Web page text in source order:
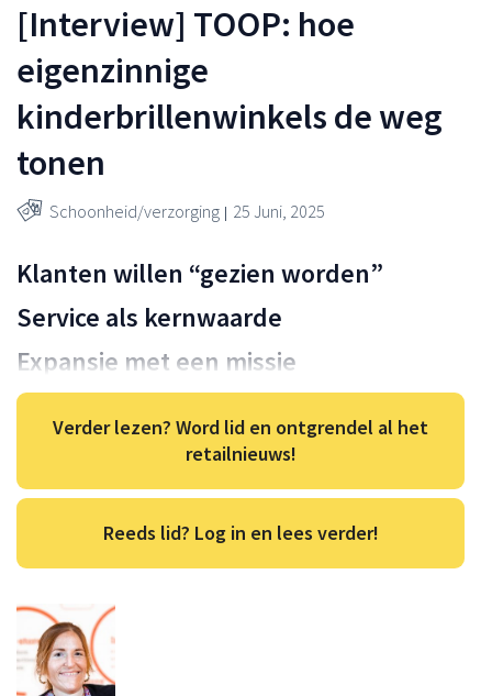
[Interview] TOOP: hoe
eigenzinnige
kinderbrillenwinkels de weg
tonen
Schoonheid/verzorging 25 Juni, 2025
Klanten willen “gezien worden”
Service als kernwaarde
Expansie met een missie
Verder lezen? Word lid en ontgrendel al het
retailnieuws!
Reeds lid? Log in en lees verder!